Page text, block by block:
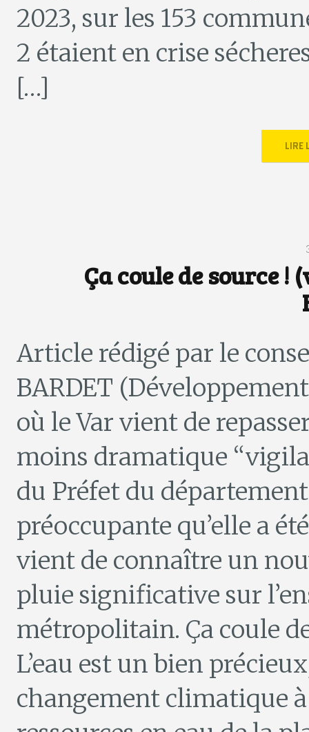
2023, sur les 153
2 étaient en crise
[…]
LIRE
Ça coule de source !
Article rédigé par le
BARDET
où le Var vient de
moins dramatique
du Préfet du
préoccupante qu’elle a
vient de connaître un
pluie significative sur
métropolitain. Ça coule
L’eau est un bien
changement climatique